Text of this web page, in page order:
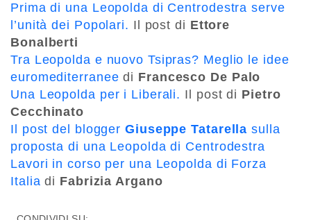
Prima di una Leopolda di Centrodestra serve
l’unità dei Popolari. Il post di Ettore
Bonalberti
Tra Leopolda e nuovo Tsipras? Meglio le idee
euromediterranee di Francesco De Palo
Una Leopolda per i Liberali. Il post di Pietro
Cecchinato
Il post del blogger Giuseppe Tatarella sulla
proposta di una Leopolda di Centrodestra
Lavori in corso per una Leopolda di Forza
Italia di Fabrizia Argano